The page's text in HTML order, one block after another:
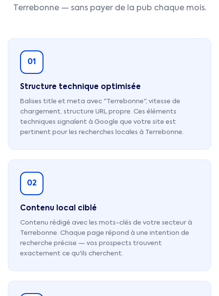
Terrebonne— sans payer de la pub chaque mois.
01
Structure technique optimisée
Balises title et meta avec "Terrebonne", vitesse de
chargement, structure URL propre. Ces éléments
techniques signalent à Google que votre site est
pertinent pour les recherches locales à Terrebonne.
02
Contenu local ciblé
Contenu rédigé avec les mots-clés de votre secteur à
Terrebonne. Chaque page répond à une intention de
recherche précise — vos prospects trouvent
exactement ce qu'ils cherchent.